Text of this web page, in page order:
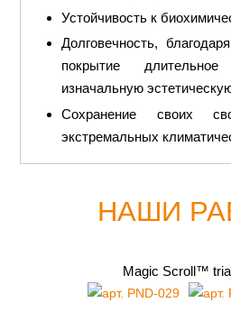
Устойчивость к
Долговечность,
покрытие
изначальную
Сохранение своих
экстремальных
НАШИ
Magic Scroll™